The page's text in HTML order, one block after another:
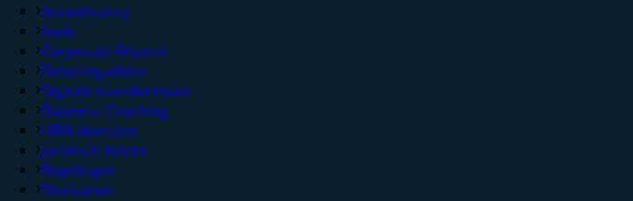
Accountancy
Audit
Corporate Finance
Belastingadvies
Digitale transformatie
Business Coaching
HRM diensten
Juridisch Advies
Regelingen
Disclaimer